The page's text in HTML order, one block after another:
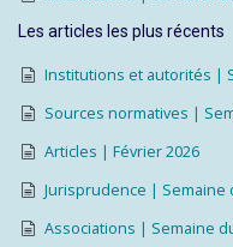
Les articles les plus récents
Institutions et autorités |
Sources normatives |
Articles | Février 2026
Jurisprudence | Semaine
Associations | Semaine